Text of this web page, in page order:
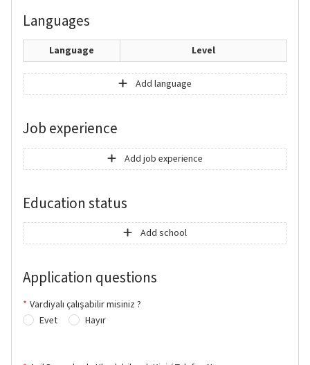
Languages
Language Level
Add language
Job experience
Add job experience
Education status
Add school
Application questions
Vardiyalı çalışabilir misiniz ?
Evet
Hayır